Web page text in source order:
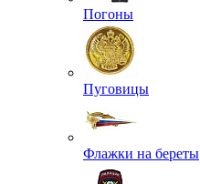
Погоны
Пуговицы
Флажки на береты